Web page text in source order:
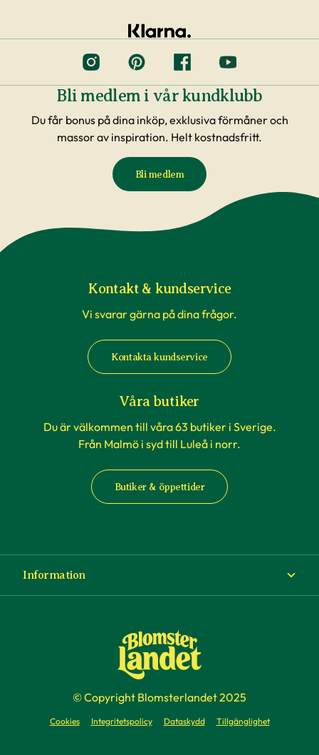
Bli medlem i vår kundklubb
Du får bonus på dina inköp, exklusiva förmåner och
massor av inspiration. Helt kostnadsfritt.
Bli medlem
Kontakt & kundservice
Vi svarar gärna på dina frågor.
Kontakta kundservice
Våra butiker
Du är välkommen till våra 63 butiker i Sverige.
Från Malmö i syd till Luleå i norr.
Butiker & öppettider
Information
Köp- och leveransvillkor
Företag
© Copyright Blomsterlandet 2025
Cookies Integritetspolicy Dataskydd Tillgänglighet